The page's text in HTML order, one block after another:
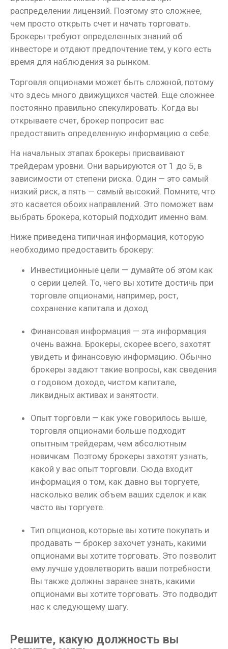
распределении лицензий. Поэтому это сложнее,
чем просто открыть счет и начать торговать.
Брокеры требуют определенных знаний об
инвесторе и отдают предпочтение тем, у кого есть
время для наблюдения за рынком.
Торговля опционами может быть сложной, потому
что здесь много движущихся частей. Еще сложнее
постоянно правильно спекулировать. Когда вы
открываете счет, брокер попросит вас
предоставить определенную информацию о себе.
На начальных этапах брокеры присваивают
трейдерам уровни. Они варьируются от 1 до 5, в
зависимости от степени риска. Один — это самый
низкий риск, а пять — самый высокий. Помните, что
это касается обоих направлений. Это поможет вам
выбрать брокера, который подходит именно вам.
Ниже приведена типичная информация, которую
необходимо предоставить брокеру:
Инвестиционные цели — думайте об этом как
о серии целей. То, чего вы хотите достичь при
торговле опционами, например, рост,
сохранение капитала и доход.
Финансовая информация — эта информация
очень важна. Брокеры, скорее всего, захотят
увидеть и финансовую информацию. Обычно
брокеры задают такие вопросы, как сведения
о годовом доходе, чистом капитале,
ликвидных активах и занятости.
Опыт торговли — как уже говорилось выше,
торговля опционами больше подходит
опытным трейдерам, чем абсолютным
новичкам. Поэтому брокеры захотят узнать,
какой у вас опыт торговли. Сюда входит
информация о том, как давно вы торгуете,
насколько велик объем ваших сделок и как
часто вы торгуете.
Тип опционов, которые вы хотите покупать и
продавать — брокер захочет узнать, какими
опционами вы хотите торговать. Это позволит
ему лучше удовлетворить ваши потребности.
Вы также должны заранее знать, какими
опционами вы хотите торговать. Это подводит
нас к следующему шагу.
Решите, какую должность вы